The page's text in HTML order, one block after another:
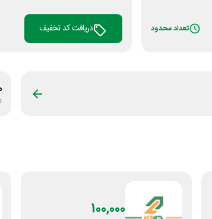
تعداد محدود دریافت کد تخفیف
100,000